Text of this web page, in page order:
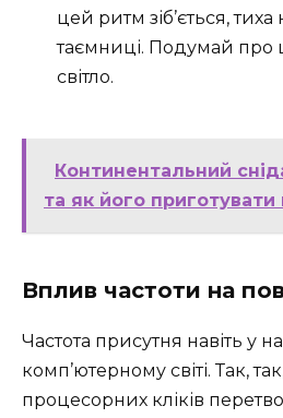
цей ритм зіб’ється, тиха
таємниці. Подумай
світло.
Континентальний
та як його
Вплив частоти на
Частота присутня навіть у
комп’ютерному світі. Так,
процесорних кліків